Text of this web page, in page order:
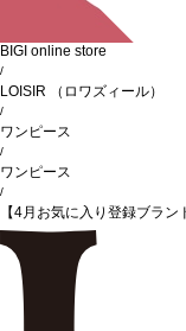
BIGI online store
/
LOISIR （ロワズィール）
/
ワンピース
/
ワンピース
/
【4月お気に入り登録ブラ